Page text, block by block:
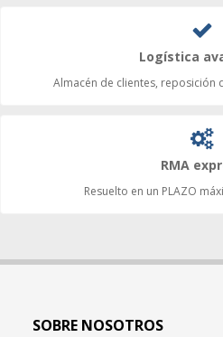
Logística
Almacén de clientes, reposición
RMA
Resuelto en un PLAZO
SOBRE NOSOTROS